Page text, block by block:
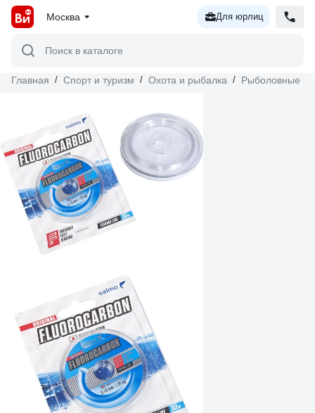
Москва Для юрлиц
Поиск в каталоге
Главная / Спорт и туризм / Охота и рыбалка / Рыболовные